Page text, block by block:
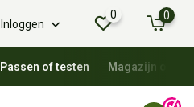
Inloggen
0 0
Passen of testen Magazijn